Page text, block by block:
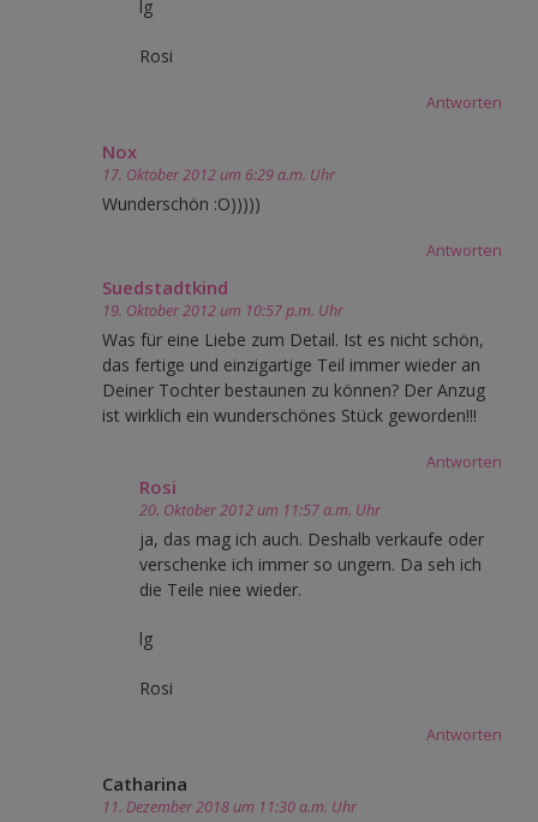
lg
Rosi
Antworten
Nox
17. Oktober 2012 um 6:29 a.m. Uhr
Wunderschön :O)))))
Antworten
Suedstadtkind
19. Oktober 2012 um 10:57 p.m. Uhr
Was für eine Liebe zum Detail. Ist es nicht schön,
das fertige und einzigartige Teil immer wieder an
Deiner Tochter bestaunen zu können? Der Anzug
ist wirklich ein wunderschönes Stück geworden!!!
Antworten
Rosi
20. Oktober 2012 um 11:57 a.m. Uhr
ja, das mag ich auch. Deshalb verkaufe oder
verschenke ich immer so ungern. Da seh ich
die Teile niee wieder.
lg
Rosi
Antworten
Catharina
11. Dezember 2018 um 11:30 a.m. Uhr